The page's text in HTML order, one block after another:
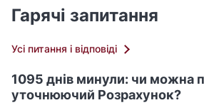
Гарячі запитання
Усі питання і відповіді
1095 днів минули: чи можна
уточнюючий Розрахунок?